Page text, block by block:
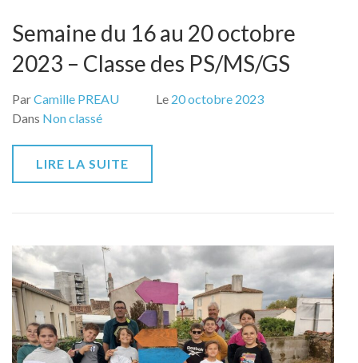
Semaine du 16 au 20 octobre
2023 – Classe des PS/MS/GS
ParCamille PREAU Le 20 octobre 2023
Dans Non classé
LIRE LA SUITE